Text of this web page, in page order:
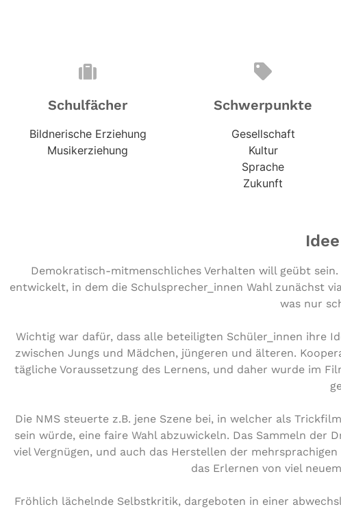
Schulfächer
Bildnerische Erziehung
Musikerziehung
Schwerpunkte
Gesellschaft
Kultur
Sprache
Zukunft
Demokratisch-mitmenschliches Verhalten will geübt
entwickelt, in dem die Schulsprecher_innen Wahl zunächst
was nur
Wichtig war dafür, dass alle beteiligten Schüler_innen ihre
zwischen Jungs und Mädchen, jüngeren und älteren.
tägliche Voraussetzung des Lernens, und daher wurde im
Die NMS steuerte z.B. jene Szene bei, in welcher als
sein würde, eine faire Wahl abzuwickeln. Das Sammeln
viel Vergnügen, und auch das Herstellen der
das Erlernen von viel
Fröhlich lächelnde Selbstkritik, dargeboten in einer